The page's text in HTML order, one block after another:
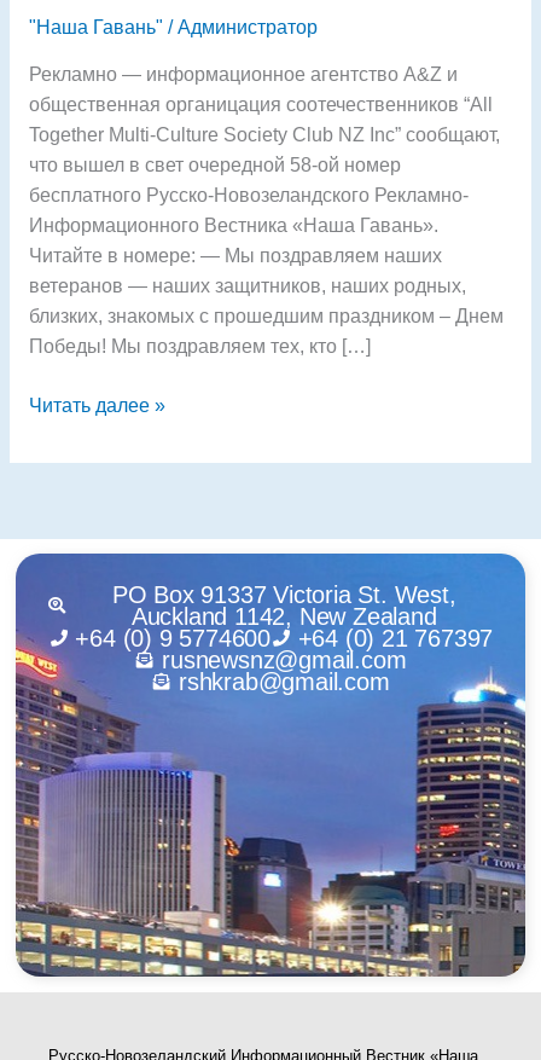
"Наша Гавань" /Администратор
Рекламно — информационное агентство A&Z и
общественная органицация соотечественников “All
Together Multi-Culture Society Club NZ Inc” сообщают,
что вышел в свет очередной 58-ой номер
бесплатного Русско-Новозеландского Рекламно-
Информационного Вестника «Наша Гавань».
Читайте в номере: — Мы поздравляем наших
ветеранов — наших защитников, наших родных,
близких, знакомых с прошедшим праздником – Днем
Победы! Мы поздравляем тех, кто […]
вестника
Читать далее »
PO Box 91337 Victoria St. West,
Auckland 1142, New Zealand
+64 (0) 9 5774600
+64 (0) 21 767397
rusnewsnz@gmail.com
rshkrab@gmail.com
Русско-Новозеландский Информационный Вестник «Наша